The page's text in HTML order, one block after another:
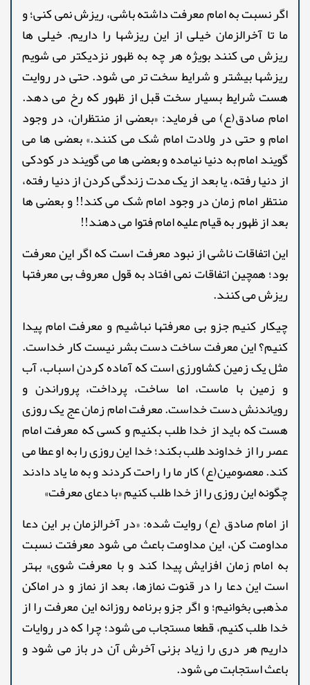
اگر نسبت به امام معرفت داشته باشی، ریزش نمی کنی؛ و
ما تا آخرالزمان خیلی از این ریزشها را داریم. خیلی ها
ریزش می کنند بویژه هر چه به ظهور نزدیکتر می شویم
ریزشها بیشتر و شرایط سخت تر می شود. حتی در روایت
هست شرایط بسیار سخت قبل از ظهور که رخ می دهد.
امام صادق(ع) می فرماید: «بعضی از منتظران، در وجود
امام و حتی در ولادت امام شک می کنند.» بعضی ها می
گویند امام به دنیا نیامده و بعضی ها می گویند در کودکی
از دنیا رفته، یا بعد از یک مدت زندگی کردن از دنیا رفته،
منتظر امام زمان در وجود امام شک می کند!! و بعضی ها
بعد از ظهور به قیام علیه امام فتوا می دهند!!
این اتفاقات ناشی از نبود معرفت است که اگر این معرفت
بود؛ همچین اتفاقات نمی افتاد به قول معروف بی معرفتها
ریزش می کنند.
چیکار کنیم جزو بی معرفتها نباشیم و معرفت امام پیدا
کنیم؟ این معرفت ساخت دست بشر نیست کار خداست.
مثل یک زمین کشاورزی است که آماده کردن اسباب، آب
و زمین با ماست، اما ساخت، پرداخت، پروراندن و
رویاندنش دست خداست. معرفت امام زمان عج یک روزی
هست که باید از خدا طلب بکنیم و کسی که معرفت امام
عصر را از خداوند طلب بکند؛ خدا این روزی را به او عطا می
کند. معصومین(ع) کار ما را راحت کردند و به ما یاد دادند
چگونه این روزی را از خدا طلب کنیم «با دعای معرفت»
از امام صادق (ع) روایت شده: «در آخرالزمان بر این دعا
مداومت کن، این مداومت باعث می شود معرفتت نسبت
به امام زمان افزایش پیدا کند و با معرفت شوی» بهتر
است این دعا را در قنوت نمازها، بعد از نماز و در اماکن
مذهبی بخوانیم؛ و اگر جزو برنامه روزانه این معرفت را از
خدا طلب کنیم، قطعا مستجاب می شود؛ چرا که در روایات
داریم هر دری را زیاد بزنی آخرش آن در باز می شود و
باعث استجابت می شود.